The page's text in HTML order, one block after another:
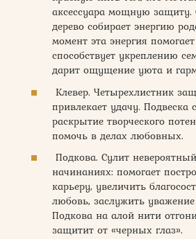
аксессуара мощную защиту.
дерево собирает энергию
момент эта энергия
способствует укреплению
дарит ощущение уюта и
Клевер. Четырехлистник
привлекает удачу. Подвеска
раскрытие творческого
помочь в делах любовных.
Подкова. Сулит
начинаниях: помогает
карьеру, увеличить
любовь, заслужить
Подкова на алой нити
защитит от «черных глаз».